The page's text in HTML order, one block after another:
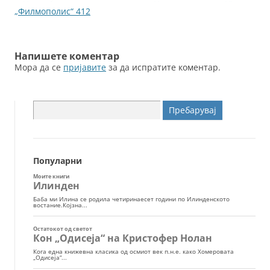
k
написи
„Филмополис“ 412
Напишете коментар
Мора да се пријавите за да испратите коментар.
за:
Популарни